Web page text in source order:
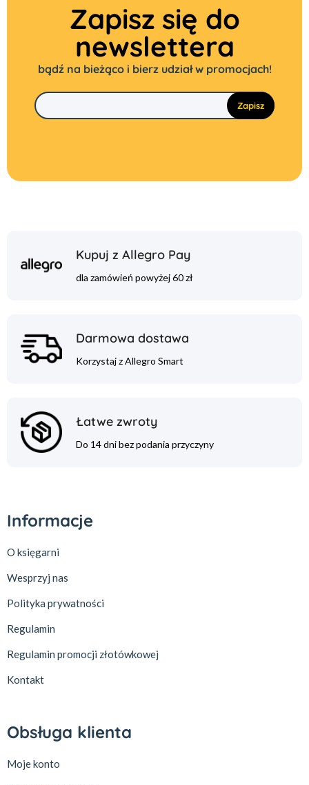
Zapisz się do
newslettera
bądź na bieżąco i bierz udział w promocjach!
Kupuj z Allegro Pay
dla zamówień powyżej 60 zł
Darmowa dostawa
Korzystaj z Allegro Smart
Łatwe zwroty
Do 14 dni bez podania przyczyny
Informacje
O księgarni
Wesprzyj nas
Polityka prywatności
Regulamin
Regulamin promocji złotówkowej
Kontakt
Obsługa klienta
Moje konto